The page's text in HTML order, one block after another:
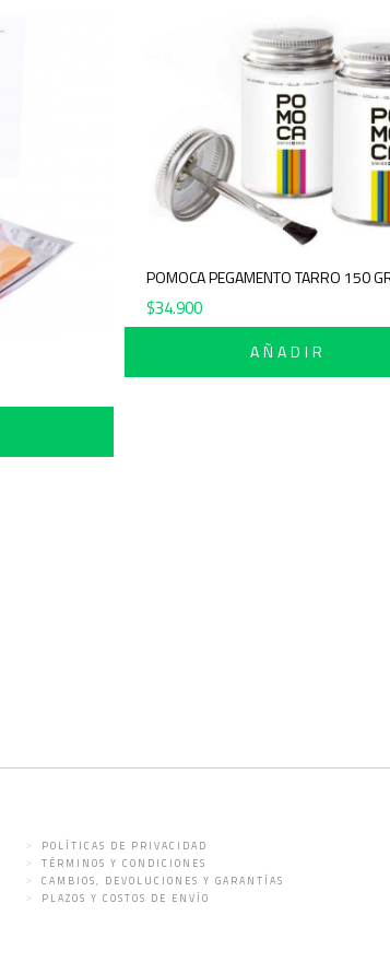
POMOCA PEGAMENTO TARRO 150
$34.900
AÑADIR
POLÍTICAS DE PRIVACIDAD
TÉRMINOS Y CONDICIONES
CAMBIOS, DEVOLUCIONES Y GARANTÍAS
PLAZOS Y COSTOS DE ENVÍO